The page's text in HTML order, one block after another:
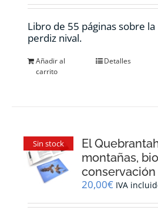
Libro de 55 páginas sobre la
perdiz nival.
Añadir al
carrito
Detalles
Sin stock
El
montañas,
conservación
20,00€ IVA